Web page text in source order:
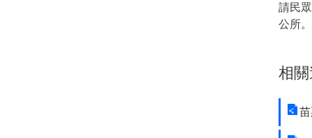
請民
公所
相